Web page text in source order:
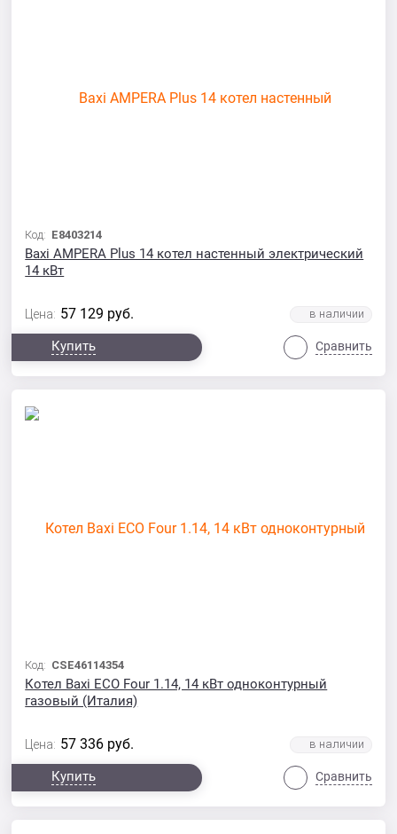
Код: E8403214
Baxi AMPERA Plus 14 котел настенный электрический
14 кВт
Цена: 57 129 руб.
Купить Сравнить
Код: CSE46114354
Котел Baxi ECO Four 1.14, 14 кВт одноконтурный
газовый (Италия)
Цена: 57 336 руб.
Купить Сравнить